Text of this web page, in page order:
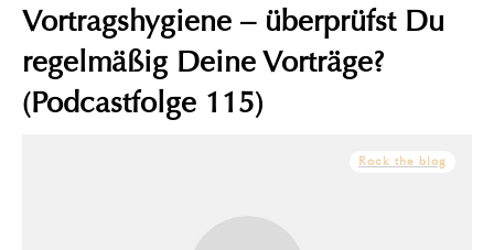
Vortragshygiene – überprüfst Du
regelmäßig Deine Vorträge?
(Podcastfolge 115)
Rock the blog